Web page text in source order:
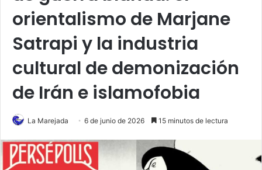
orientalismo de Marjane
Satrapi y la industria
cultural de demonización
de Irán e islamofobia
La Marejada 6 de junio de 2026 15 minutos de lectura